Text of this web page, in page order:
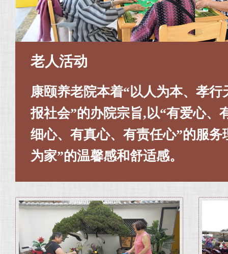
老人活动
康颐养老院本着“以人为本、孝
报社会”的办院宗旨,以“有爱心、
细心、有真心、有责任心”的服务
为家”的温馨感和舒适感。